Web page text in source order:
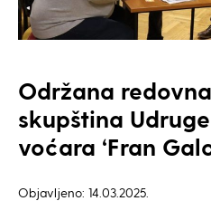
Održana
skupština
voćara ‘Fran
Objavljeno: 14.03.2025.